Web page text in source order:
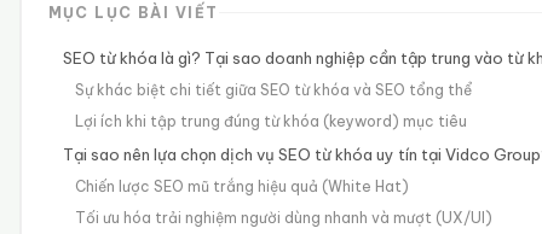
MỤC LỤC BÀI VIẾT
SEO từ khóa là gì? Tại sao doanh nghiệp cần tập trung vào từ
Sự khác biệt chi tiết giữa SEO từ khóa và SEO tổng thể
Lợi ích khi tập trung đúng từ khóa (keyword) mục tiêu
Tại sao nên lựa chọn dịch vụ SEO từ khóa uy tín tại Vidco
Chiến lược SEO mũ trắng hiệu quả (White Hat)
Tối ưu hóa trải nghiệm người dùng nhanh và mượt (UX/UI)